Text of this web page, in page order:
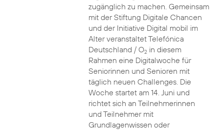
zugänglich zu machen. Gemeinsam
mit der Stiftung Digitale Chancen
und der Initiative Digital mobil im
Alter veranstaltet Telefónica
Deutschland / O2in diesem
Rahmen eine Digitalwoche für
Seniorinnen und Senioren mit
täglich neuen Challenges. Die
Woche startet am 14. Juni und
richtet sich an Teilnehmerinnen
und Teilnehmer mit
Grundlagenwissen oder